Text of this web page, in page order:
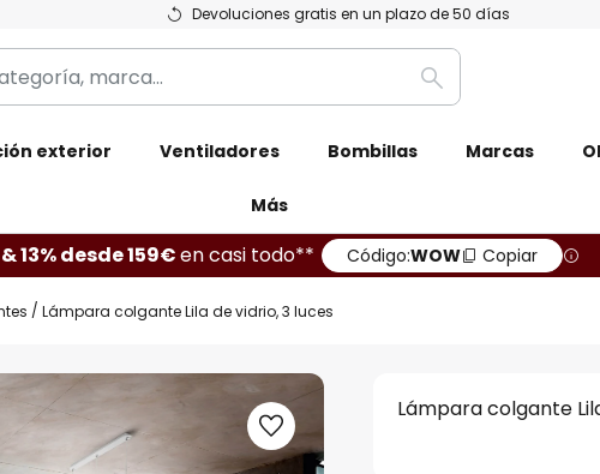
Devoluciones gratis en un plazo de 50 días
Buscar
exterior Ventiladores Bombillas Marcas
Más
13% desde 159€en casi todo** Código:WOW Copiar
Lámpara colgante Lila de vidrio, 3 luces
Lámpara colgante